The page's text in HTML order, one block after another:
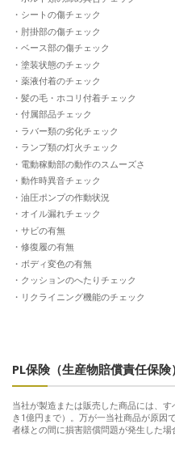
シートの傷チェック
肘掛部の傷チェック
ベース部の傷チェック
塗装状態のチェック
薬液付着のチェック
髪の毛・ホコリ付着チェック
付属部品チェック
ラバー類の劣化チェック
ランプ類の灯火チェック
電動稼動部の動作のスムーズさ
動作時異音チェック
油圧ポンプの作動状況
オイル漏れチェック
サビの有無
修復履の有無
ボディ変色の有無
クッションのへたりチェック
リクライニング機能のチェック
PL保険（生産物賠償責任保険
当社が製造または販売した商品には、
き1億円まで）。万が一当社商品が原因
者様との間に損害賠償問題が発生した場